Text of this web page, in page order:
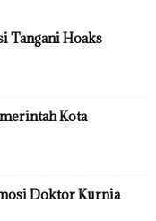
Tangani Hoaks
Kota
Doktor Kurnia